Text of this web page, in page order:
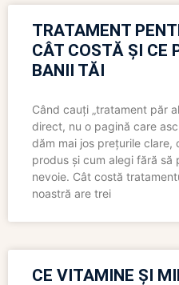
TRATAMENT
CÂT COSTĂ ȘI CE
BANII TĂI
Când cauți „tratament păr
direct, nu o pagină care
dăm mai jos prețurile
produs și cum alegi fără să
nevoie. Cât costă
noastră are trei
CE VITAMINE ȘI